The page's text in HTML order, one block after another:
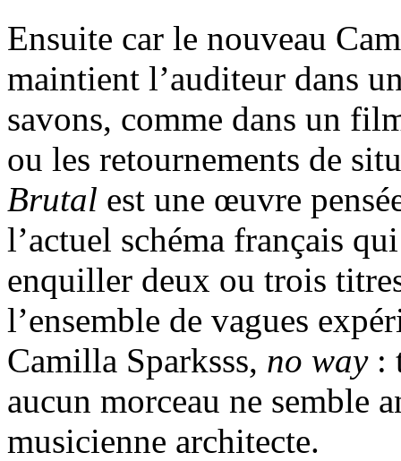
Ensuite car le nouveau
maintient l’auditeur dans
savons, comme dans un
ou les retournements de
Brutal est une œuvre
l’actuel schéma français
enquiller deux ou trois
l’ensemble de vagues
Camilla Sparksss, no way:
aucun morceau ne semble
musicienne architecte.